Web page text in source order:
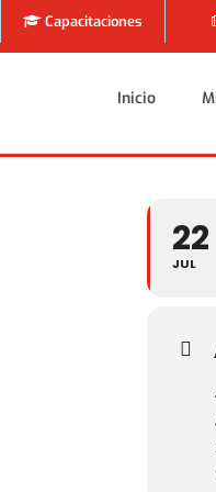
Capacitaciones
Inicio
Inicio
22
JUL